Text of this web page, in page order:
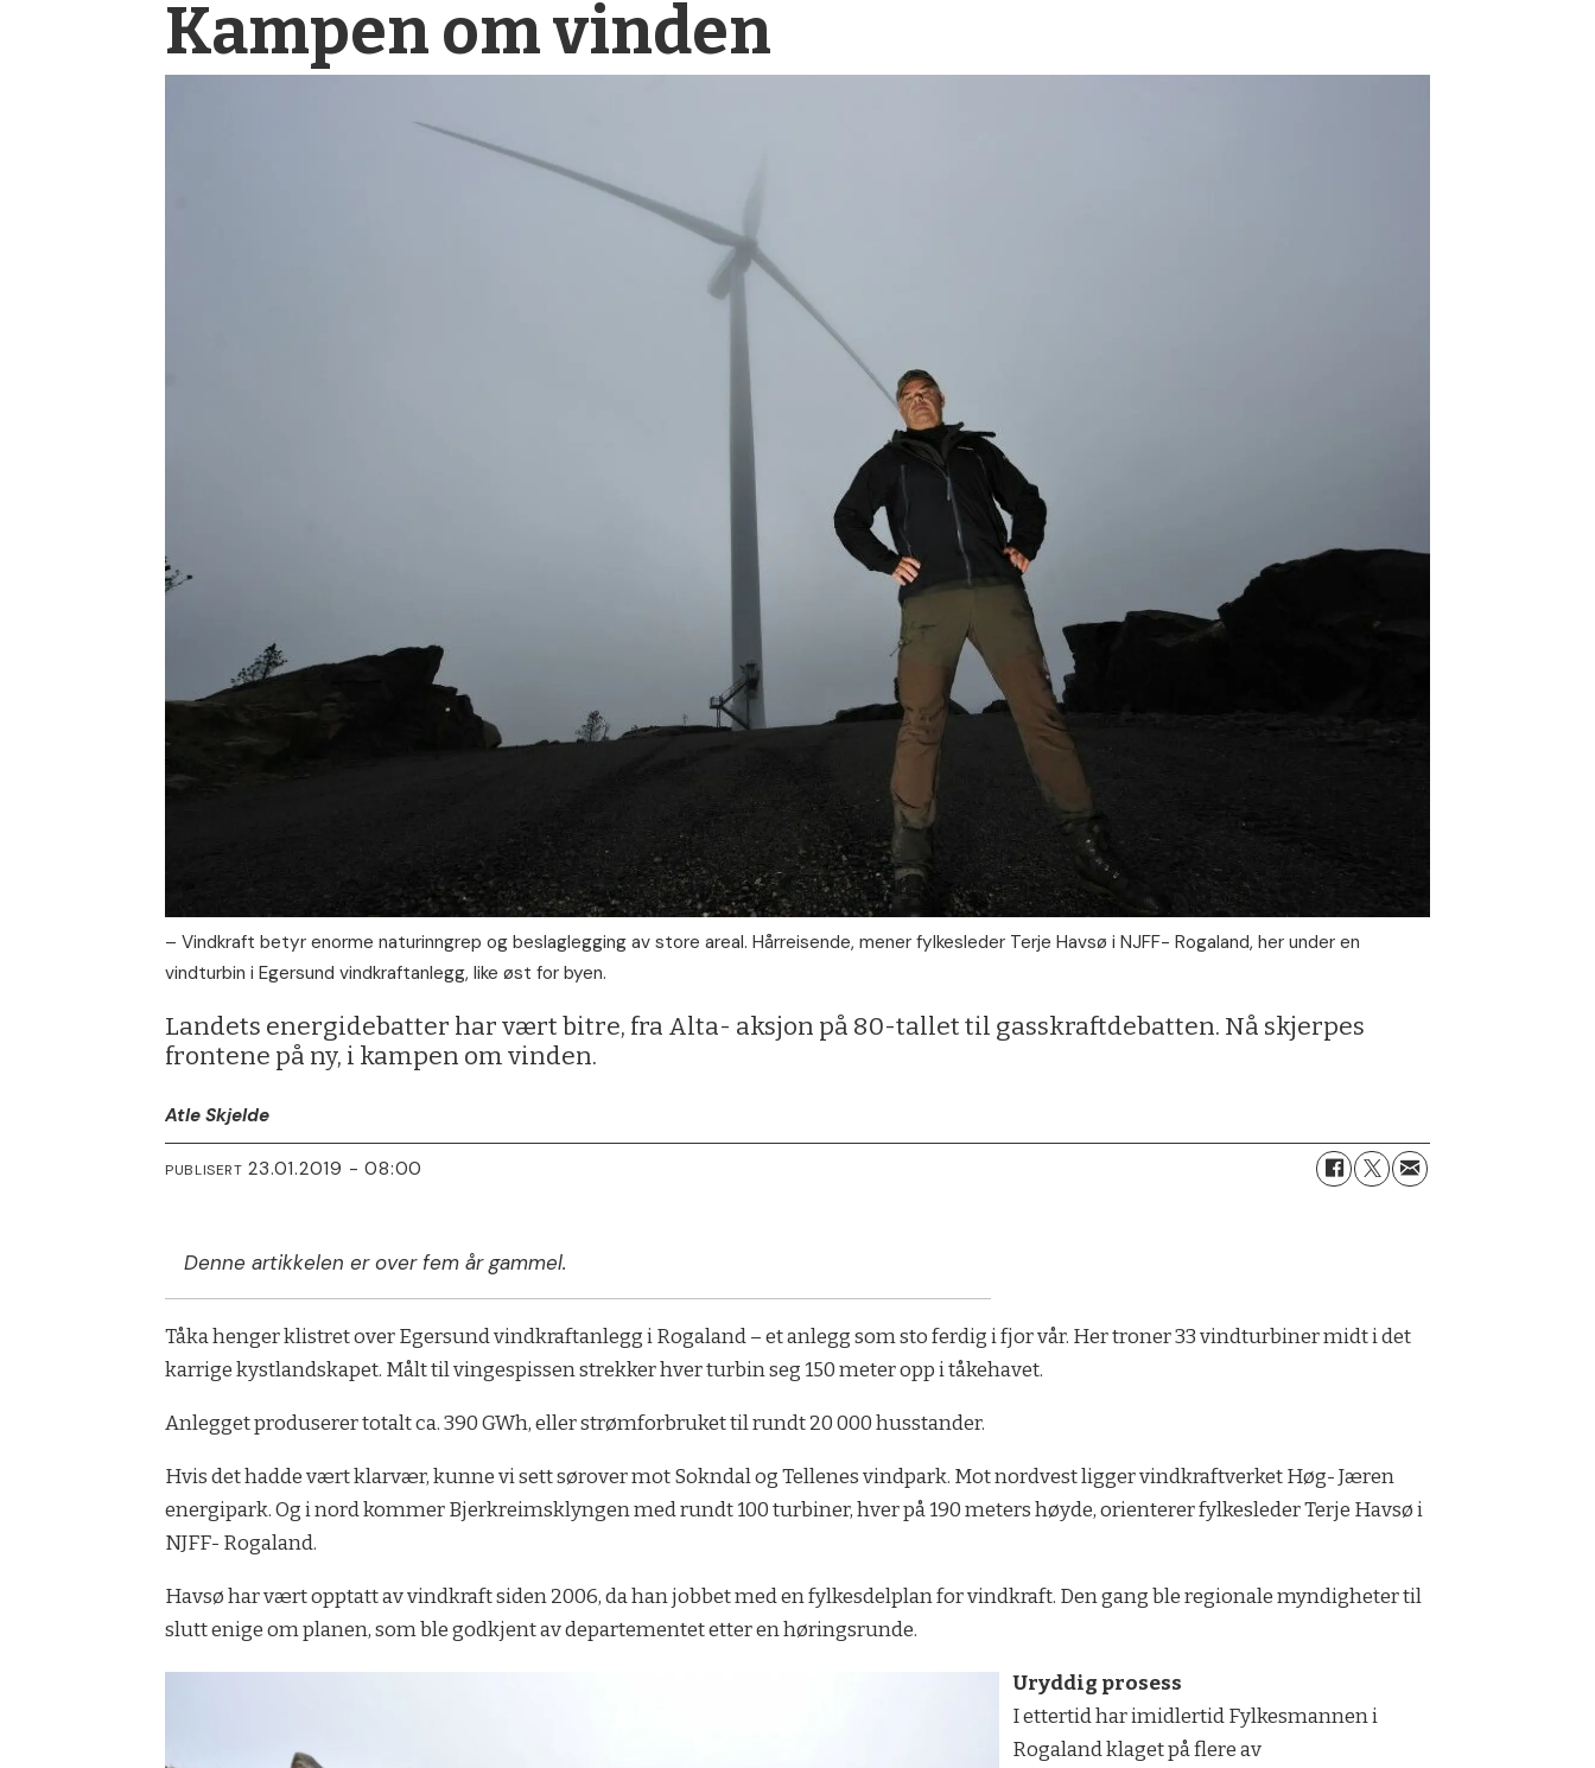
Kampen om vinden
– Vindkraft betyr enorme naturinngrep og beslaglegging av store areal. Hårreisende, mener fylkesleder Terje Havsø i NJFF- Rogaland, her under en
vindturbin i Egersund vindkraftanlegg, like øst for byen.
Landets energidebatter har vært bitre, fra Alta- aksjon på 80-tallet til gasskraftdebatten. Nå skjerpes
frontene på ny, i kampen om vinden.
Atle Skjelde
PUBLISERT 23.01.2019 - 08:00
Denne artikkelen er over fem år gammel.
Tåkahenger klistret over Egersund vindkraftanlegg i Rogaland – et anlegg som sto ferdig i fjor vår. Her troner 33 vindturbiner midt i det
karrige kystlandskapet. Målt til vingespissen strekker hver turbin seg 150 meter opp i tåkehavet.
Anlegget produserer totalt ca. 390 GWh, eller strømforbruket til rundt 20 000 husstander.
Hvis det hadde vært klarvær, kunne vi sett sørover mot Sokndal og Tellenes vindpark. Mot nordvest ligger vindkraftverket Høg- Jæren
energipark. Og i nord kommer Bjerkreimsklyngen med rundt 100 turbiner, hver på 190 meters høyde, orienterer fylkesleder Terje Havsø i
NJFF- Rogaland.
Havsø har vært opptatt av vindkraft siden 2006, da han jobbet med en fylkesdelplan for vindkraft. Den gang ble regionale myndigheter til
slutt enige om planen, som ble godkjent av departementet etter en høringsrunde.
Uryddig prosess
I ettertid har imidlertid Fylkesmannen i
Rogaland klaget på flere av